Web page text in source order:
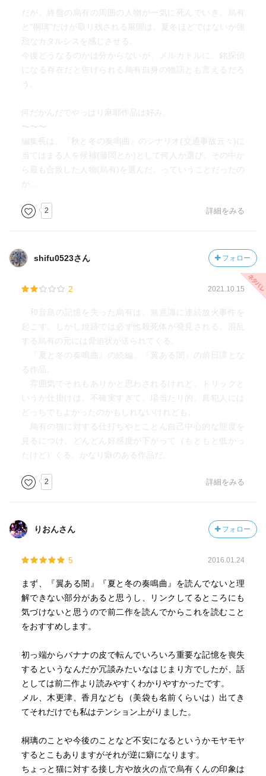
だが、終盤の烏有の周囲の人物が一気に死んでいき、烏有
と"桐璃"だけが取り残される展開は、夏冬ほどではないが強
烈なカタルシスを感じさせる。
今後どうなるのかは分からないが、メルカトルに、銘探偵
になる存在だと告げられる烏有自身の物語とも言えるだろ
う。
何だかんだでやっぱり麻耶作品は好み。
〜〜〜
編集長は、『秋と冬の奏鳴曲』のシナリオ(交通事故云々)に
当てはまる人を候補(藤岡とか)として何人か選び、その中か
ら最も合致した人物(烏有)を選んだ、っていうことだったの
か...
2 詳細をみる
shifu0523さん フォロー
2 2021.10.15
和音島の記憶を失った烏有は、無意識に連続放火事件を
起こす。しかし焼跡では必ず他殺死体が発見される。混乱
する烏有の元には脅迫状が送られてくる。
『夏と冬の奏鳴曲』の続編、『翼ある闇』の前日譚とな
る作品。
雰囲気でそれもありかと思わされるけれど、トリックと
いうか仕掛けは、不確実すぎて、場当たり的。真犯人には
どっちでもよかったのかもしれないけれども。
烏有の猫に対する仕打ちやとことん自己中心的な態度を
見るにつけ、どんどん好感度が下がって（もともと低かっ
たけど）くる。かなり癖のある作品だ。
2 詳細をみる
りおんさん フォロー
5 2016.01.24
まず、『翼ある闇』『夏と冬の奏鳴曲』を読んでないと理
解できない部分があると思うし、リンクしてるところにも
気づけないと思うので前二作を読んでからこれを読むこと
をおすすめします。
初っ端からバナナの皮で転んでいろいろ重要な記憶を喪失
するというなんだか冗談みたいなはじまり方でしたが、話
としては前二作より読みやすくわかりやすかったです。
メル、木更津、香月なども（美袋も名前くらいは）出てき
てそれだけでも私はテンション上がりました。
桐璃のことや今後のことなど不安になるというかモヤモヤ
するとこもありますがそれが逆に癖になります。
ちょっと猫に対する接し方や放火の点で烏有くんの印象は